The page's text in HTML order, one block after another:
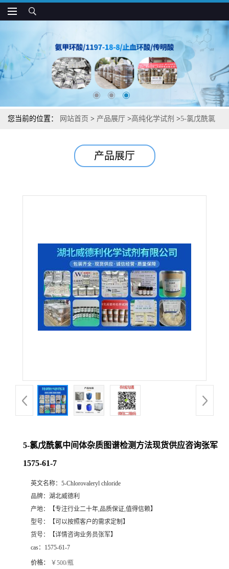
您当前的位置： 网站首页 > 产品展厅 >高纯化学试剂 >5-氯戊酰氯
产品展厅
5-氯戊酰氯中间体杂质图谱检测方法现货供应咨询张军
1575-61-7
英文名称： 5-Chlorovaleryl chloride
品牌： 湖北威德利
产地：
【专注行业二十年,品质保证,值得信赖】
型号：
【可以按照客户的需求定制】
货号：
【详情咨询业务员张军】
cas： 1575-61-7
价格： ￥500/瓶